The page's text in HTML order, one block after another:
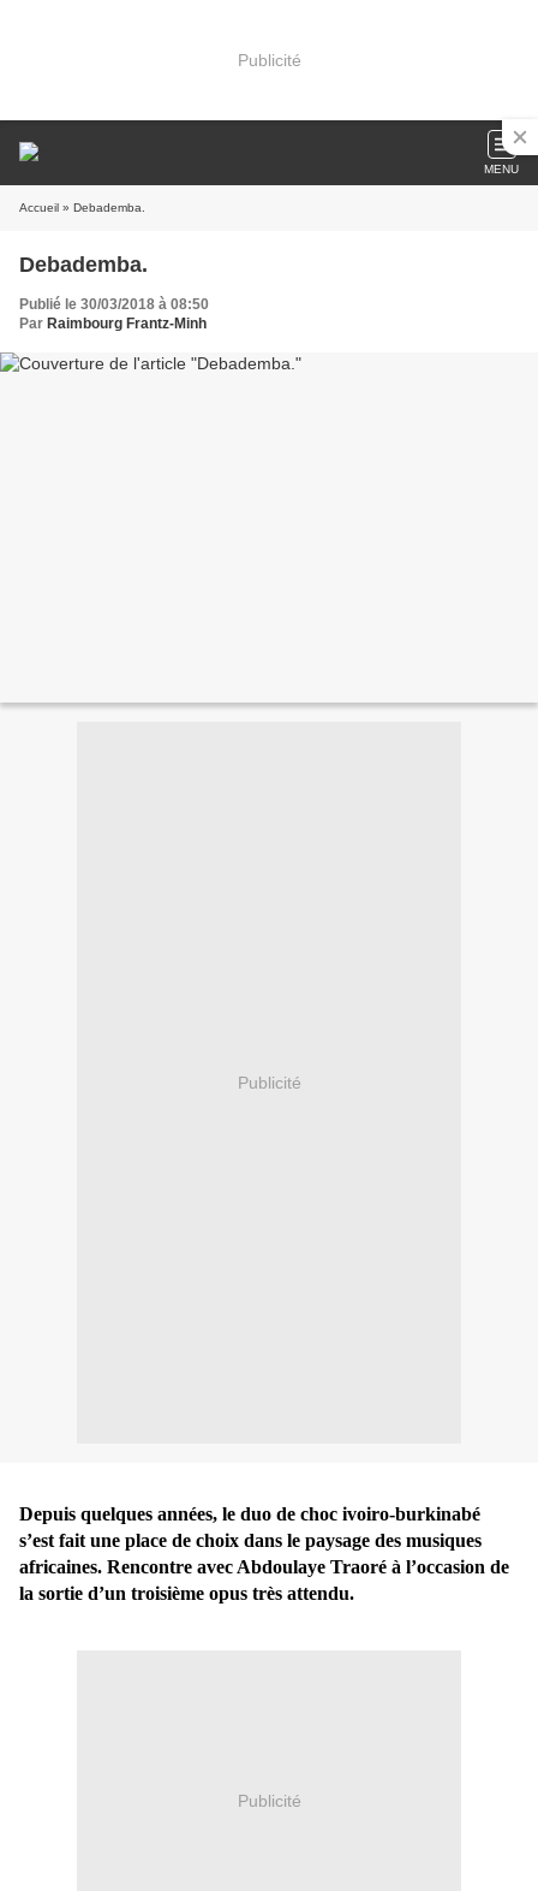
Publicité
MENU
Accueil » Debademba.
Debademba.
Publié le 30/03/2018 à 08:50
Par Raimbourg Frantz-Minh
Publicité
Depuis quelques années, le duo de choc ivoiro-burkinabé
s’est fait une place de choix dans le paysage des musiques
africaines. Rencontre avec Abdoulaye Traoré à l’occasion de
la sortie d’un troisième opus très attendu.
Publicité